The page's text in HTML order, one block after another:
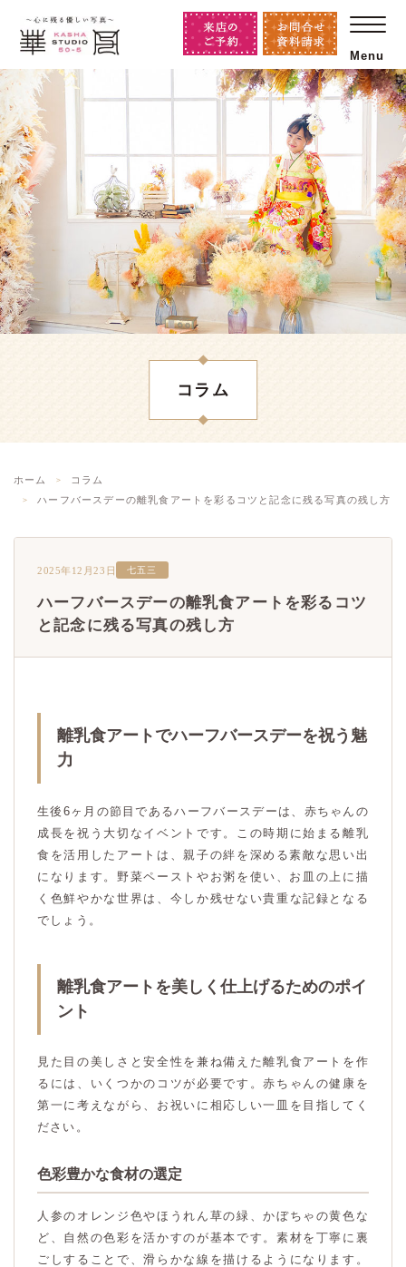
Menu
コラム
ホーム
コラム
ハーフバースデーの離乳食アートを彩るコツと記念に残る写真の残し方
2025年12月23日 七五三
ハーフバースデーの離乳食アートを彩るコツ
と記念に残る写真の残し方
離乳食アートでハーフバースデーを祝う魅
力
生後6ヶ月の節目であるハーフバースデーは、赤ちゃんの
成長を祝う大切なイベントです。この時期に始まる離乳
食を活用したアートは、親子の絆を深める素敵な思い出
になります。野菜ペーストやお粥を使い、お皿の上に描
く色鮮やかな世界は、今しか残せない貴重な記録となる
でしょう。
離乳食アートを美しく仕上げるためのポイ
ント
見た目の美しさと安全性を兼ね備えた離乳食アートを作
るには、いくつかのコツが必要です。赤ちゃんの健康を
第一に考えながら、お祝いに相応しい一皿を目指してく
ださい。
色彩豊かな食材の選定
人参のオレンジ色やほうれん草の緑、かぼちゃの黄色な
ど、自然の色彩を活かすのが基本です。素材を丁寧に裏
ごしすることで、滑らかな線を描けるようになります。